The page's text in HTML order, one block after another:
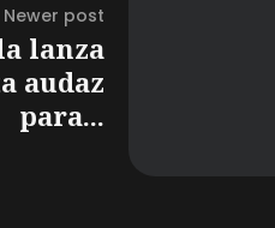
Newer post
lanza
audaz
para...